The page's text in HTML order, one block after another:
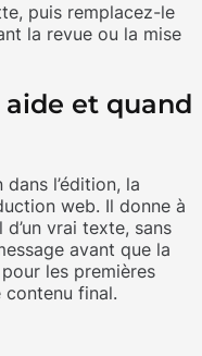
puis remplacez-le
la revue ou la mise
et quand
l’édition, la
web. Il donne à
vrai texte, sans
avant que la
les premières
contenu final.